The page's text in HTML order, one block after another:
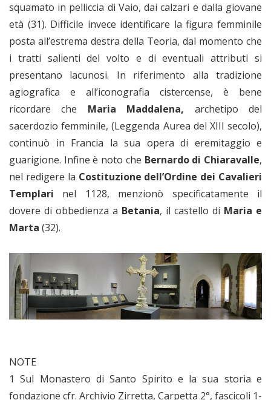
squamato in pelliccia di Vaio, dai calzari e dalla giovane
età (31). Difficile invece identificare la figura femminile
posta all’estrema destra della Teoria, dal momento che
i tratti salienti del volto e di eventuali attributi si
presentano lacunosi. In riferimento alla tradizione
agiografica e all’iconografia cistercense, è bene
ricordare che Maria Maddalena, archetipo del
sacerdozio femminile, (Leggenda Aurea del XIII secolo),
continuò in Francia la sua opera di eremitaggio e
guarigione. Infine è noto che Bernardo di Chiaravalle,
nel redigere la Costituzione dell’Ordine dei Cavalieri
Templari nel 1128, menzionò specificatamente il
dovere di obbedienza a Betania, il castello di Maria e
Marta (32).
NOTE
1 Sul Monastero di Santo Spirito e la sua storia e
fondazione cfr. Archivio Zirretta, Carpetta 2°, fascicoli 1-